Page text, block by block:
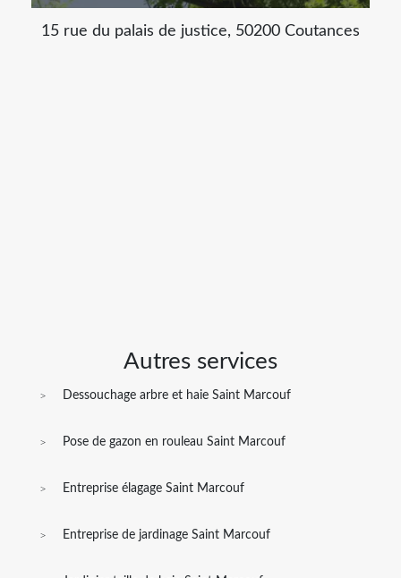
15 rue du palais de justice, 50200 Coutances
Autres services
Dessouchage arbre et haie Saint Marcouf
Pose de gazon en rouleau Saint Marcouf
Entreprise élagage Saint Marcouf
Entreprise de jardinage Saint Marcouf